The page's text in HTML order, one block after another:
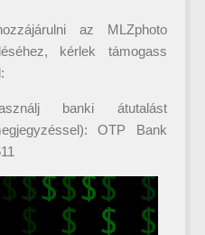
az MLZphoto
kérlek támogass
banki átutalást
OTP Bank